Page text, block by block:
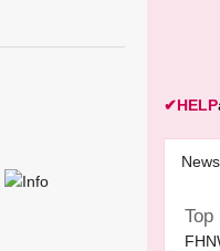
✔HELP
News
Top